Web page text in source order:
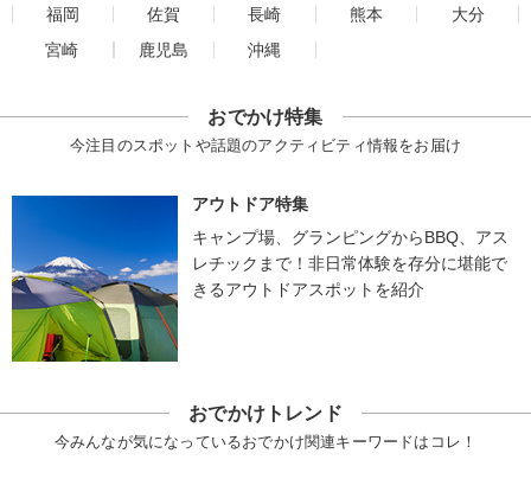
福岡
佐賀 長崎 熊本
大分
宮崎
鹿児島 沖縄
おでかけ特集
今注目のスポットや話題のアクティビティ情報をお届け
アウトドア特集
キャンプ場、グランピングからBBQ、アス
レチックまで！非日常体験を存分に堪能で
きるアウトドアスポットを紹介
おでかけトレンド
今みんなが気になっているおでかけ関連キーワードはコレ！